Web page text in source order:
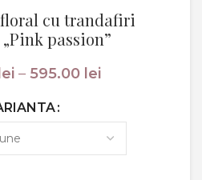
cu trandafiri
passion”
– 595.00 leiInterval
410.00 lei
până
la